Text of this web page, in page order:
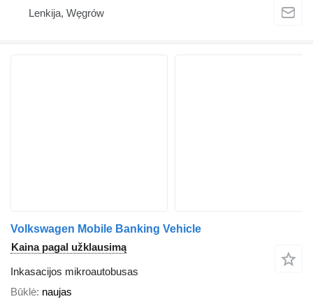
Lenkija, Węgrów
Volkswagen Mobile Banking Vehicle
Kaina pagal užklausimą
Inkasacijos mikroautobusas
Būklė naujas